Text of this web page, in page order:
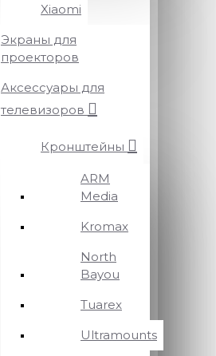
Xiaomi
Экраны для
проекторов
Аксессуары для
телевизоров
Кронштейны
ARM
Media
Kromax
North
Bayou
Tuarex
Ultramounts